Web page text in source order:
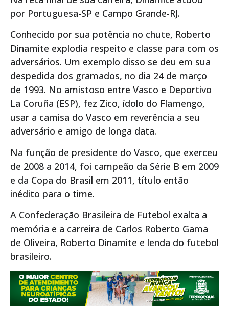
por Portuguesa-SP e Campo Grande-RJ.
Conhecido por sua potência no chute, Roberto
Dinamite explodia respeito e classe para com os
adversários. Um exemplo disso se deu em sua
despedida dos gramados, no dia 24 de março
de 1993. No amistoso entre Vasco e Deportivo
La Coruña (ESP), fez Zico, ídolo do Flamengo,
usar a camisa do Vasco em reverência a seu
adversário e amigo de longa data.
Na função de presidente do Vasco, que exerceu
de 2008 a 2014, foi campeão da Série B em 2009
e da Copa do Brasil em 2011, título então
inédito para o time.
A Confederação Brasileira de Futebol exalta a
memória e a carreira de Carlos Roberto Gama
de Oliveira, Roberto Dinamite e lenda do futebol
brasileiro.